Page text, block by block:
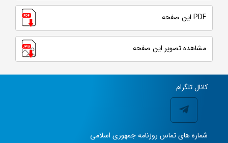
PDF این صفحه
مشاهده تصویر این صفحه
کانال تلگرام
شماره های تماس روزنامه جمهوری اسلامی